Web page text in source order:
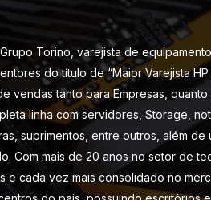
Torino, varejista de
do título de “Maior Varejista
vendas tanto para Empresas,
linha com servidores, Storage,
suprimentos, entre outros, além
Com mais de 20 anos no setor de
e cada vez mais consolidado no